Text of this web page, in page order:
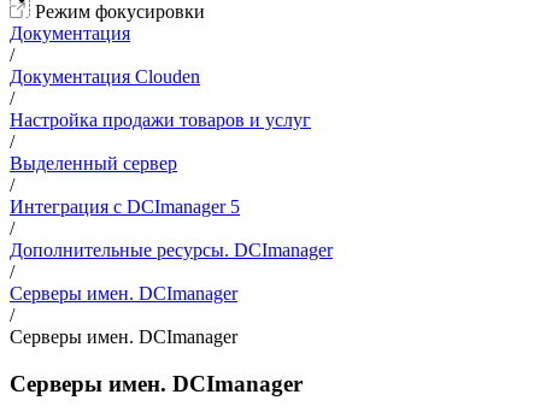
Режим фокусировки
Документация
/
Документация Clouden
/
Настройка продажи товаров и услуг
/
Выделенный сервер
/
Интеграция с DCImanager 5
/
Дополнительные ресурсы. DCImanager
/
Серверы имен. DCImanager
/
Серверы имен. DCImanager
Серверы имен. DCImanager